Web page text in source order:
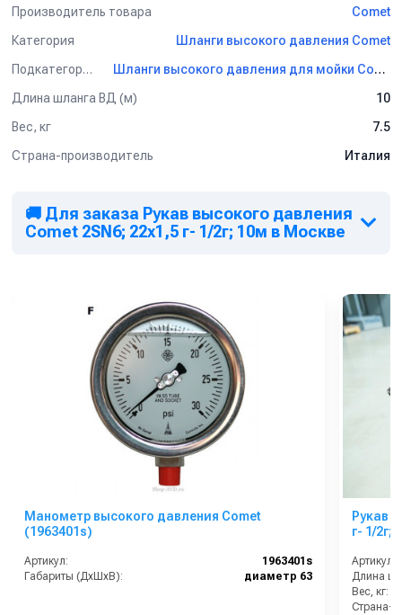
Производитель товара
Comet
Категория
Шланги высокого давления Comet
Подкатегория
Шланги высокого давления для мойки Comet
Длина шланга ВД (м)
10
Вес, кг
7.5
Страна-производитель
Италия
🚚 Для заказа Рукав высокого давления
Comet 2SN6; 22х1,5 г- 1/2г; 10м в Москве
Манометр высокого давления Comet
(1963401s)
Артикул:
1963401s
Габариты (ДхШхВ):
диаметр 63
Рукав
г- 1/2г;
Артикул:
Длина
Вес, кг:
Страна-